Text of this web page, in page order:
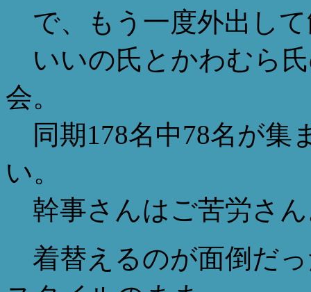
で、もう一度外出して
いいの氏とかわむら
会。
同期178名中78名が集
い。
幹事さんはご苦労さ
着替えるのが面倒だ